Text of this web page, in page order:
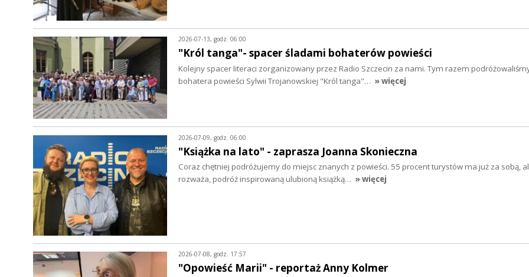
2026-07-13, godz. 06:00
"Król tanga"- spacer śladami bohaterów powieści
Kolejny spacer literaci zorganizowany przez Radio Szczecin za nami. Tym razem
bohatera powieści Sylwii Trojanowskiej "Król tanga"… » więcej
2026-07-09, godz. 06:00
"Książka na lato" - zaprasza Joanna Skonieczna
Coraz chętniej podróżujemy do miejsc znanych z powieści. 55 procent turystów ma już za sobą,
rozważa, podróż inspirowaną ulubioną książką… » więcej
2026-07-08, godz. 17:57
"Opowieść Marii" - reportaż Anny Kolmer